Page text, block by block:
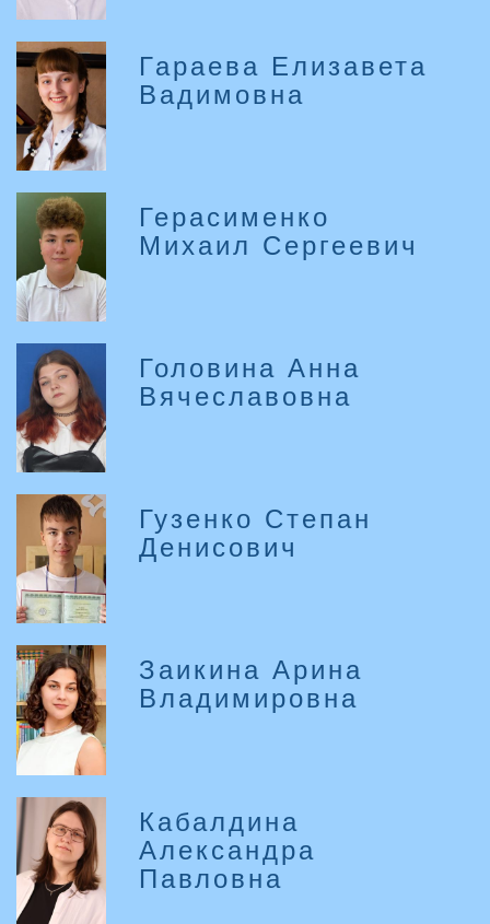
Гараева Елизавета
Вадимовна
Герасименко
Михаил Сергеевич
Головина Анна
Вячеславовна
Гузенко Степан
Денисович
Заикина Арина
Владимировна
Кабалдина
Александра
Павловна